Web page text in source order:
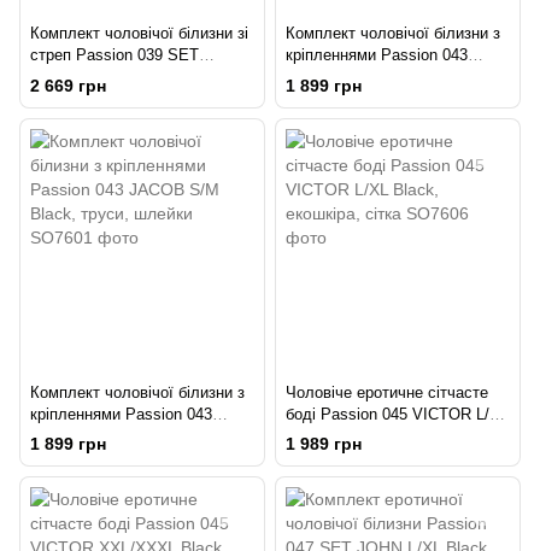
Комплект чоловічої білизни зі
стреп Passion 039 SET
ANDREW XXL/XXXL Black,
стринги, шлейки
2 669 грн
Комплект чоловічої білизни з
кріпленнями Passion 043
JACOB L/XL Black, труси,
1 899 грн
Комплект чоловічої білизни з
кріпленнями Passion 043
JACOB S/M Black, труси,
1 899 грн
Чоловіче еротичне сітчасте
боді Passion 045 VICTOR L/XL
Black, екошкіра, сітка
1 989 грн